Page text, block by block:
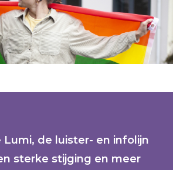
Lumi, de luister- en infolijn
sterke stijging en meer